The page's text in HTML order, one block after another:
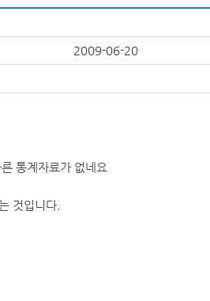
2009-06-20
통계자료가 없네요
것입니다.